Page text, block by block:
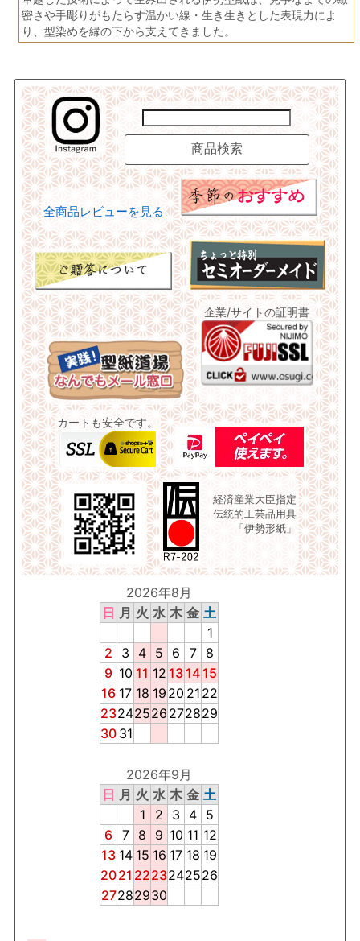
密さや手彫りがもたらす温かい線・生き生きとした表現力によ
り、型染めを縁の下から支えてきました。
全商品レビューを見る
企業/サイトの証明書
カートも安全です。
経済産業大臣指定
伝統的工芸品用具
「伊勢形紙」
2026年8月
日 月 火 水 木 金 土
1
2
3 4 5 6 7
8
9 10 11 12 13 14 15
16 17 18 19 20 21 22
23242526 272829
30 31
2026年9月
日 月 火 水 木 金 土
1
2 3 4 5
6 7 8 9 10 11 12
13 14 15 16 17 18 19
2021 2223242526
27282930